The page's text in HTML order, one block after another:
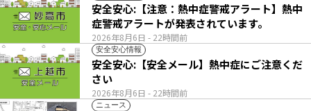
2026年8月6日 - 22時間前
安全安心:【注意：熱中症警戒アラート】熱中
症警戒アラートが発表されています。
安全安心情報
2026年8月6日 - 22時間前
安全安心:【安全メール】熱中症にご注意くだ
さい
ニュース